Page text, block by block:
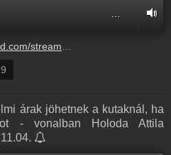
04-kedd-balazsek-teljes-adas.mp3
árak jöhetnek a kutaknál, ha
- vonalban Holoda Attila